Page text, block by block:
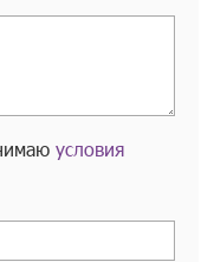
условия